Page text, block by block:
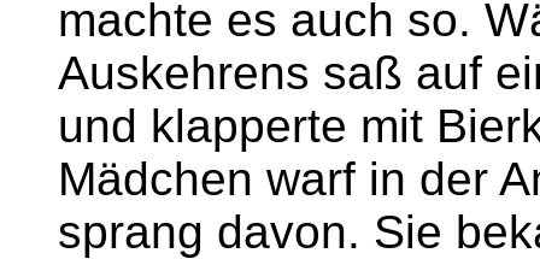
machte es auch so.
Auskehrens saß auf
und klapperte mit
Mädchen warf in der
sprang davon. Sie